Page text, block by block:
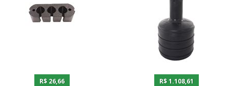
R$ 26,66 R$ 1.108,61